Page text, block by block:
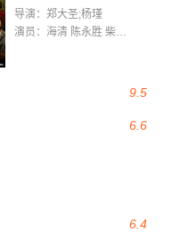
导演：郑大圣;杨瑾
演员：海清 陈永胜 柴烨 王玥婷 万国鹏 美朵达瓦 赵瑞婷 罗解艳 郭莉娜 潘家艳
9.5
6.6
6.4